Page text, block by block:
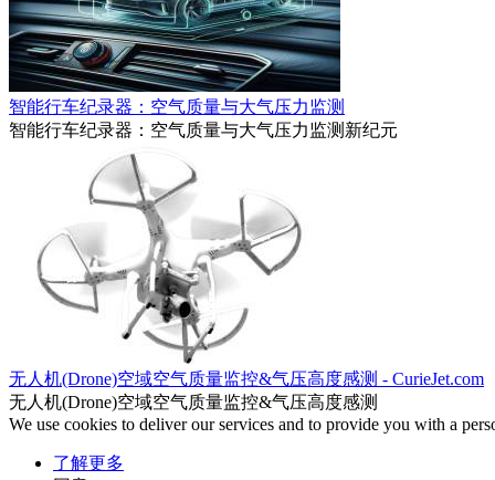
智能行车纪录器：空气质量与大气压力监测
智能行车纪录器：空气质量与大气压力监测新纪元
无人机(Drone)空域空气质量监控&气压高度感测 - CurieJet.com
无人机(Drone)空域空气质量监控&气压高度感测
We use cookies to deliver our services and to provide you with a
了解更多